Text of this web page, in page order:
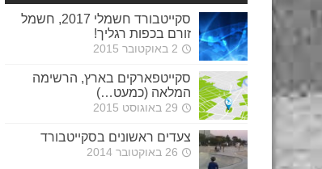
סקייטבורד חשמלי 2017, חשמל
זורם בכפות רגליך!
2 באוקטובר 2015
סקייטפארקים בארץ, הרשימה
המלאה (כמעט…)
29 באוגוסט 2015
צעדים ראשונים בסקייטבורד
26 באוקטובר 2014